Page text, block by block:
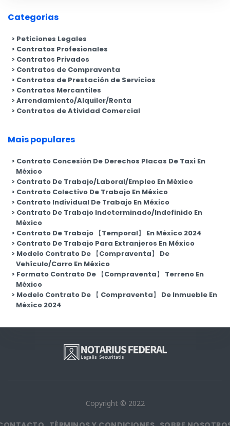
Categorias
Peticiones Legales
Contratos Profesionales
Contratos Privados
Contratos de Compraventa
Contratos de Prestación de Servicios
Contratos Mercantiles
Arrendamiento/Alquiler/Renta
Contratos de Atividad Comercial
Mais populares
Contrato Concesión De Derechos Placas De Taxi En
México
Contrato De Trabajo/Laboral/Empleo En México
Contrato Colectivo De Trabajo En México
Contrato Individual De Trabajo En México
Contrato De Trabajo Indeterminado/Indefinido En
México
Contrato De Trabajo 【Temporal】 En México 2024
Contrato De Trabajo Para Extranjeros En México
Modelo Contrato De 【Compraventa】 De
Vehículo/Carro En México
Formato Contrato De 【Compraventa】 Terreno En
México
Modelo Contrato De 【 Compraventa】 De Inmueble En
México 2024
Copyright © 2022